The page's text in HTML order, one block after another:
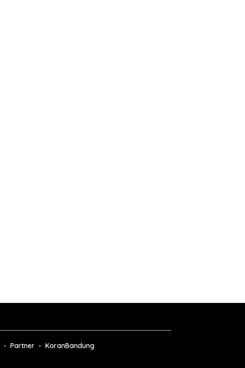
Partner
KoranBandung